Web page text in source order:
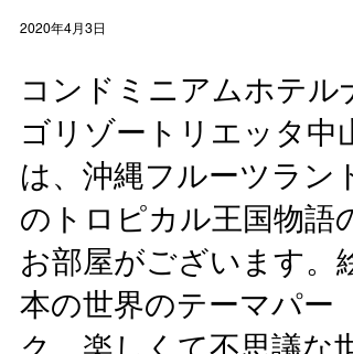
2020年4月3日
コンドミニアムホテルナ
ゴリゾートリエッタ中山